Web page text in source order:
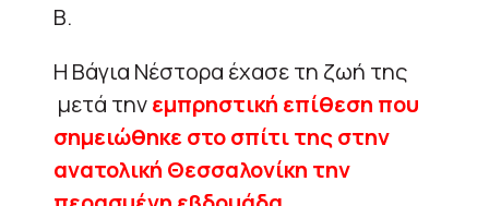
Β.
Η Βάγια Νέστορα έχασε τη ζωή της
μετά τηνεμπρηστική επίθεση που
σημειώθηκε στο σπίτι της στην
ανατολική Θεσσαλονίκη την